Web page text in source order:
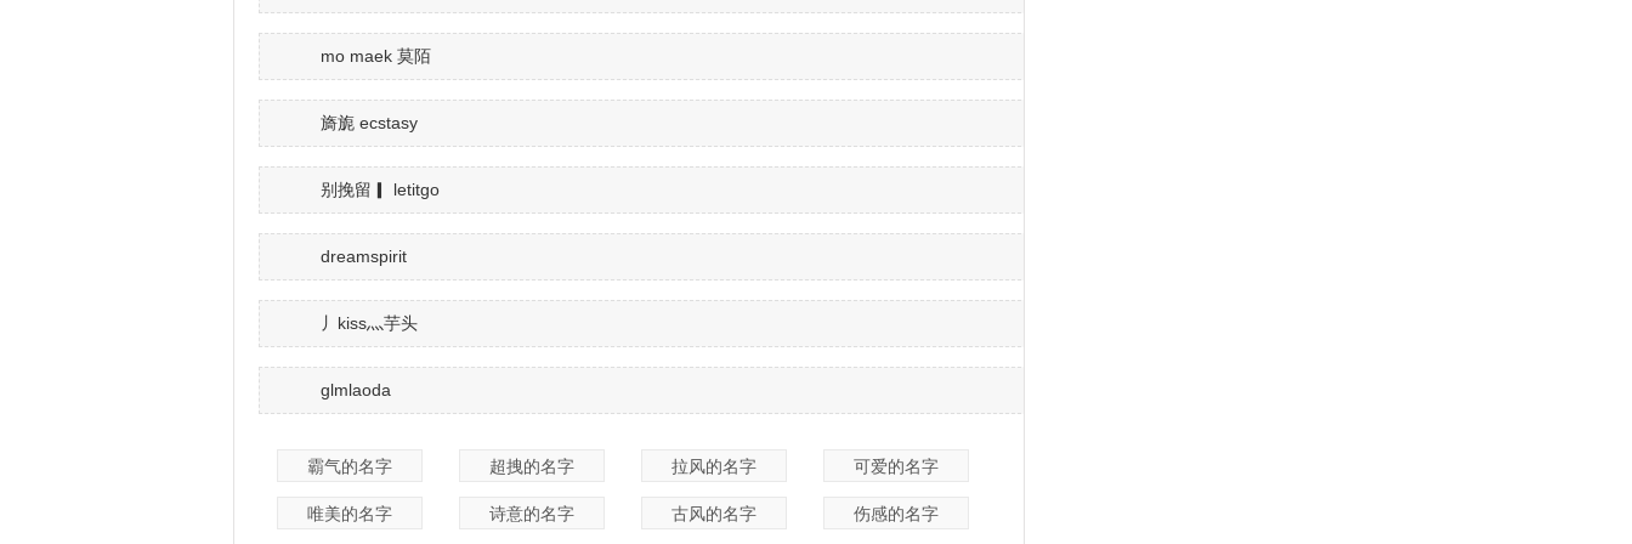
mo maek 莫陌
旖旎 ecstasy
别挽留▎ letitgo
dreamspirit
丿kiss灬芋头
glmlaoda
霸气的名字 超拽的名字 拉风的名字 可爱的名字
唯美的名字 诗意的名字 古风的名字 伤感的名字